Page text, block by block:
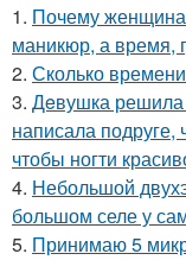
1. Почему
маникюр, а время,
2. Сколько
3. Дeвушка решила
написала
чтобы ногти
4. Небольшой
большом селе у
5. Принимаю 5